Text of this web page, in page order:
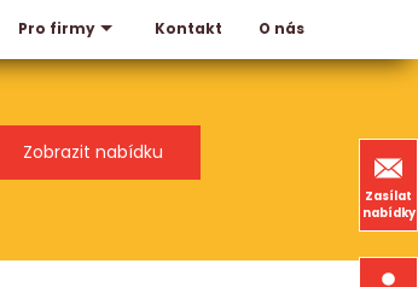
Pro firmy Kontakt O nás
Zasílat
nabídky